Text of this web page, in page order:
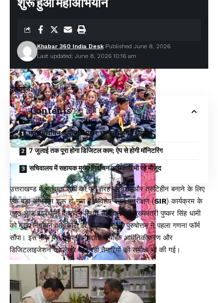
शुरू हुआ महाअभियान
Last updated: June 8, 2026 10:16 am
Khabar 360 India Desk Published June 8, 2026
देहरादून:
Contents
भारत निर्वाचन आयोग की पहल: घर-घर पहुंचेंगे बीएलओ
7 जुलाई तक पूरा होगा डिजिटल काम; ऐप से होगी मॉनिटरिंग
सचिवालय में सहायक मुख्य निर्वाचन अधिकारी भी रहे मौजूद
उत्तराखण्ड में मतदाता सूची को पूरी तरह पारदर्शी और त्रुटिहीन बनाने के लिए
एक बड़ा अभियान शुरू हो गया है। विशेष गहन पुनरीक्षण (SIR) कार्यक्रम के
तहत आज राजधानी देहरादून स्थित सचिवालय में मुख्यमंत्री पुष्कर सिंह धामी
को मुख्य निर्वाचन अधिकारी डॉ. बी.वी.आर.सी. पुरुषोत्तम ने पहला गणना फॉर्म
सौंपा। इस मौके पर राज्य में मतदाता सूची के आधुनिकीकरण और
डिजिटलाइजेशन को लेकर चल रही तैयारियों की समीक्षा भी की गई।